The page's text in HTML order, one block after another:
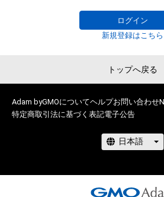
ログイン
新規登録はこちら
トップへ戻る
Adam byGMOについてヘルプお問い合わせ
特定商取引法に基づく表記電子公告